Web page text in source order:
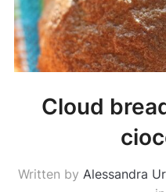
Cloud
Written by Alessandra